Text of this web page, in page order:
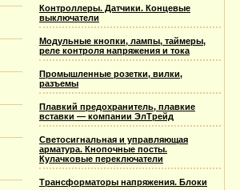
Контроллеры. Датчики. Концевые
выключатели
Модульные кнопки, лампы, таймеры,
реле контроля напряжения и тока
Промышленные розетки, вилки,
разъемы
Плавкий предохранитель, плавкие
вставки — компании ЭлТрейд
Светосигнальная и управляющая
арматура. Кнопочные посты.
Кулачковые переключатели
Трансформаторы напряжения. Блоки